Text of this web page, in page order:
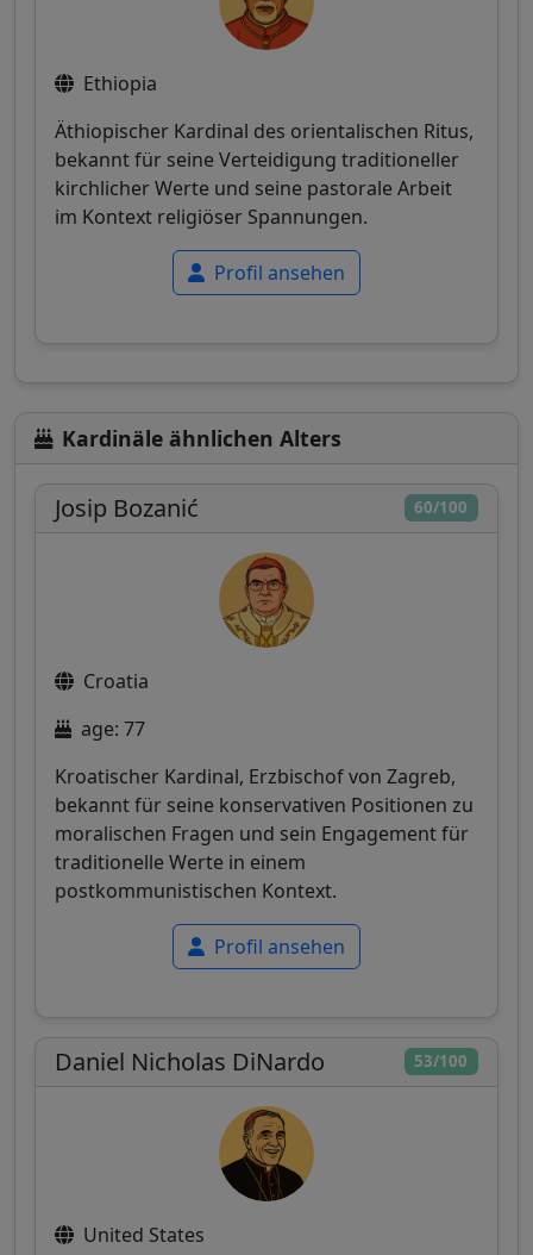
Ethiopia
Äthiopischer Kardinal des orientalischen Ritus,
bekannt für seine Verteidigung traditioneller
kirchlicher Werte und seine pastorale Arbeit
im Kontext religiöser Spannungen.
Profil ansehen
Kardinäle ähnlichen Alters
60/100
Josip Bozanić
Croatia
age: 77
Kroatischer Kardinal, Erzbischof von Zagreb,
bekannt für seine konservativen Positionen zu
moralischen Fragen und sein Engagement für
traditionelle Werte in einem
postkommunistischen Kontext.
Profil ansehen
53/100
Daniel Nicholas DiNardo
United States